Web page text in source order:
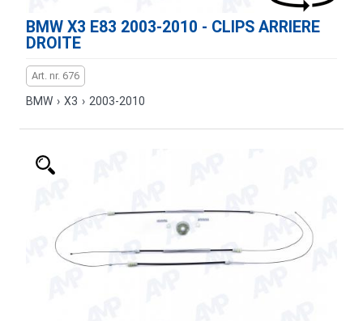
BMW X3 E83 2003-2010 - CLIPS ARRIERE
DROITE
Art. nr. 676
BMW › X3 › 2003-2010